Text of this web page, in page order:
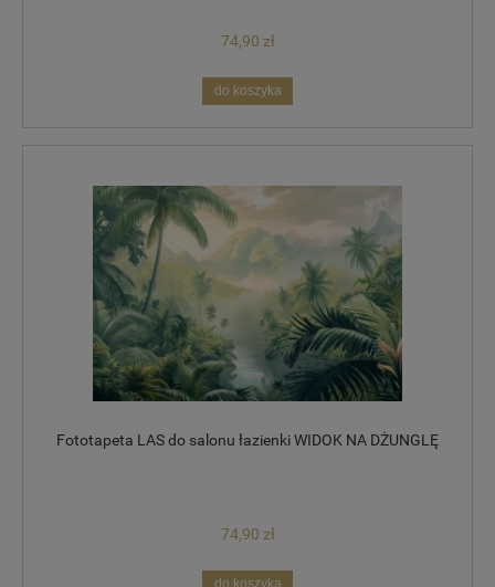
74,90 zł
do koszyka
Fototapeta LAS do salonu łazienki WIDOK NA DŻUNGLĘ
74,90 zł
do koszyka